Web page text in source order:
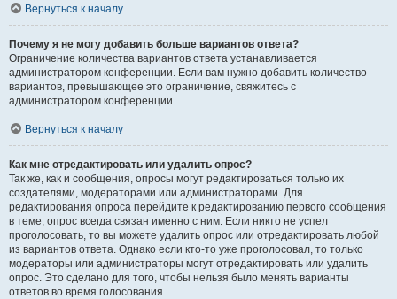
Вернуться к началу
Почему я не могу добавить больше вариантов ответа?
Ограничение количества вариантов ответа устанавливается
администратором конференции. Если вам нужно добавить количество
вариантов, превышающее это ограничение, свяжитесь с
администратором конференции.
Вернуться к началу
Как мне отредактировать или удалить опрос?
Так же, как и сообщения, опросы могут редактироваться только их
создателями, модераторами или администраторами. Для
редактирования опроса перейдите к редактированию первого сообщения
в теме; опрос всегда связан именно с ним. Если никто не успел
проголосовать, то вы можете удалить опрос или отредактировать любой
из вариантов ответа. Однако если кто-то уже проголосовал, то только
модераторы или администраторы могут отредактировать или удалить
опрос. Это сделано для того, чтобы нельзя было менять варианты
ответов во время голосования.